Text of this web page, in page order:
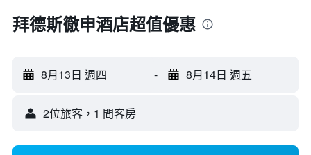
拜德斯徹申酒店超值優惠
8月13日 週四 - 8月14日 週五
2位旅客，1 間客房